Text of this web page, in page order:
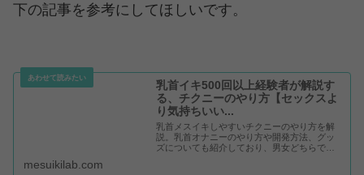
下の記事を参考にしてほしいです。
乳首イキ500回以上経験者が解説す
る、チクニーのやり方【セックスよ
り気持ちいい...
乳首メスイキしやすいチクニーのやり方を解
説。乳首オナニーのやり方や開発方法、グッ
ズについても紹介しており、男女どちらでも
mesuikilab.com